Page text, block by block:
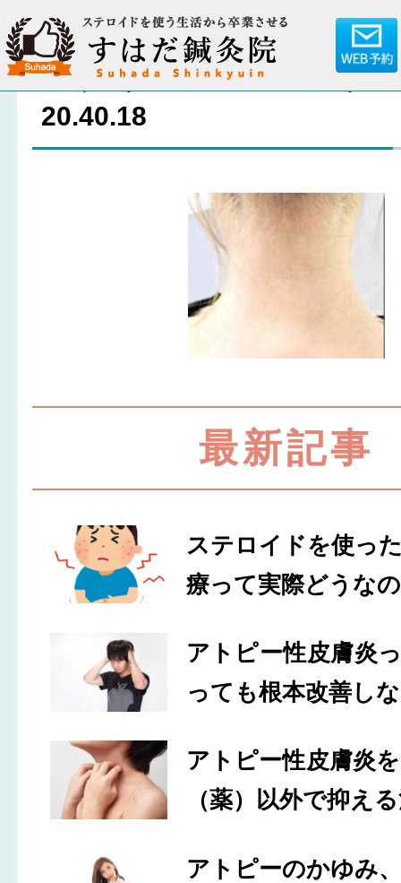
スクリーンショット
20.40.18
最新記事
ステロイドを使っ
療って実際どうな
アトピー性皮膚炎
っても根本改善し
アトピー性皮膚炎
（薬）以外で抑え
アトピーのかゆみ